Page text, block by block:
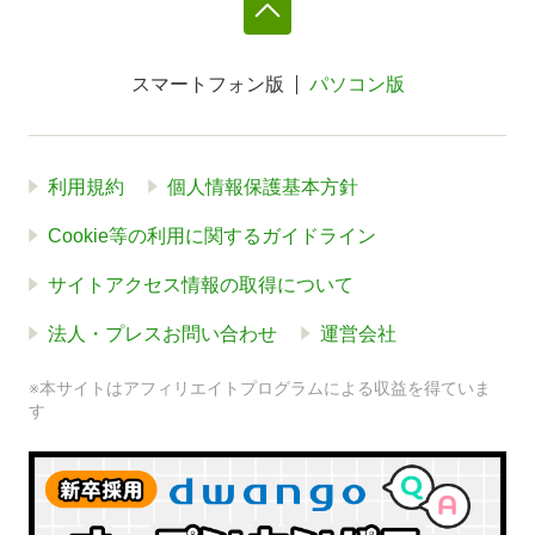
スマートフォン版 パソコン版
利用規約 個人情報保護基本方針
Cookie等の利用に関するガイドライン
サイトアクセス情報の取得について
法人・プレスお問い合わせ 運営会社
※本サイトはアフィリエイトプログラムによる収益を得ていま
す